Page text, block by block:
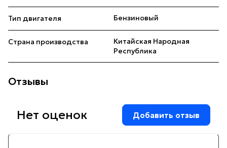
Тип двигателя Бензиновый
Страна производства
Китайская Народная
Республика
Отзывы
Нет оценок Добавить отзыв